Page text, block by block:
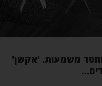
משמעות. 'אקשן'